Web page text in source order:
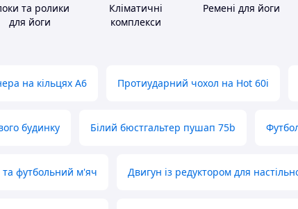
та ролики
для йоги
Кліматичні
комплекси
Ремені для йоги
на кільцях А6 Протиударний чохол на Hot 60i
будинку Білий бюстгальтер пушап 75b
та футбольний м'яч Двигун із редуктором для